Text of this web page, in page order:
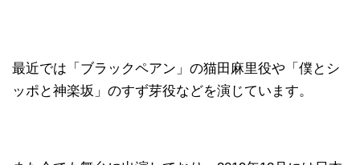
最近では「ブラックペアン」の猫田麻里役や「僕とシ
ッポと神楽坂」のすず芽役などを演じています。